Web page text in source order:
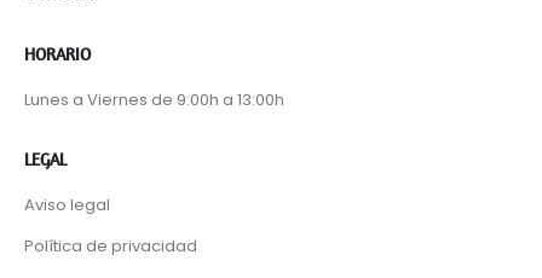
HORARIO
Lunes a Viernes de 9:00h a 13:00h
LEGAL
Aviso legal
Política de privacidad